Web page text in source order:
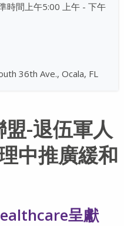
-退伍軍人
中推廣緩和
呈獻
時間上午5:00 上午 - 下午
36th Ave., Ocala, FL